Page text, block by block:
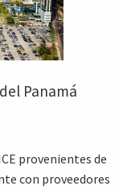
Panamá
provenientes de
con proveedores